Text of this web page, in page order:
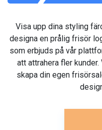
Visa upp dina styling
designa en prålig frisör
som erbjuds på vår
att attrahera fler
skapa din egen